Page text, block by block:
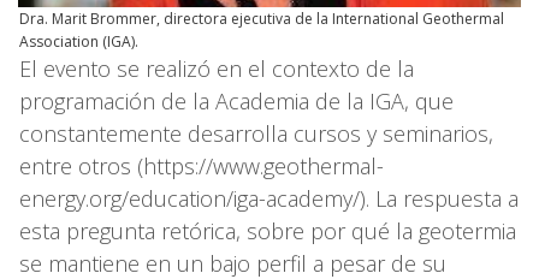
Dra. Marit Brommer, directora ejecutiva de la International Geothermal
Association (IGA).
El evento se realizó en el contexto de la
programación de la Academia de la IGA, que
constantemente desarrolla cursos y seminarios,
entre otros (https://www.geothermal-
energy.org/education/iga-academy/). La respuesta a
esta pregunta retórica, sobre por qué la geotermia
se mantiene en un bajo perfil a pesar de su